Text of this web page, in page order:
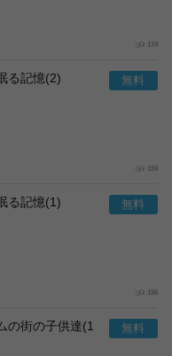
174
る記憶(2)
159
る記憶(1)
196
の街の子供達(1